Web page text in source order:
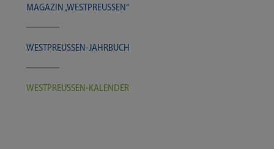
MAGA­ZIN „WEST­PREU­SSEN“
WESTPREUSSEN-​​​JAHRBUCH
WESTPREUSSEN-​​​KALENDER